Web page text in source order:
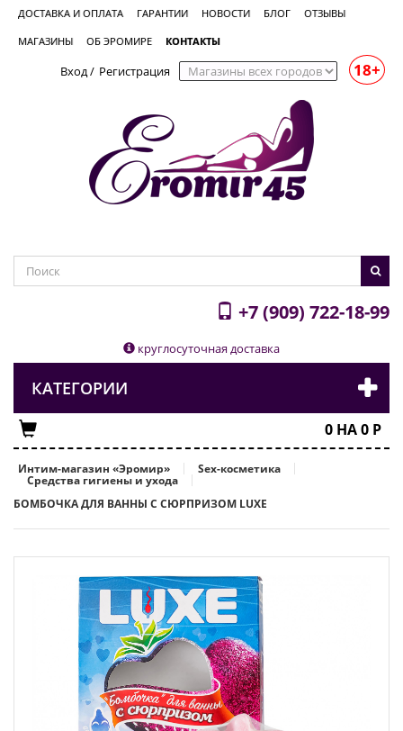
ДОСТАВКА И ОПЛАТА ГАРАНТИИ НОВОСТИ БЛОГ ОТЗЫВЫ
МАГАЗИНЫ ОБ ЭРОМИРЕ КОНТАКТЫ
Вход/ Регистрация 18+
+7 (909) 722-18-99
круглосуточная доставка
КАТЕГОРИИ
0 НА0 Р
Интим-магазин «Эромир» Sex-косметика
Средства гигиены и ухода
БОМБОЧКА ДЛЯ ВАННЫ С СЮРПРИЗОМ LUXE